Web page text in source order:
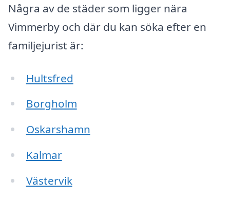
Några av de städer som ligger nära
Vimmerby och där du kan söka efter en
familjejurist är:
Hultsfred
Borgholm
Oskarshamn
Kalmar
Västervik